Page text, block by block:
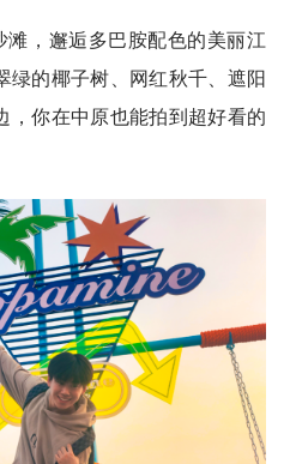
滩，邂逅多巴胺配色的美丽江
绿的椰子树、网红秋千、遮阳
你在中原也能拍到超好看的